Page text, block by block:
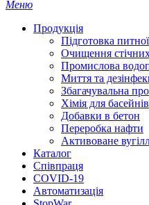
search
Меню
Продукція
Підготовка
Очищення
Промислова
Миття та
Збагачувальна
Хімія для басейнів
Добавки в бетон
Переробка нафти
Активоване
Каталог
Співпраця
COVID-19
Автоматизація